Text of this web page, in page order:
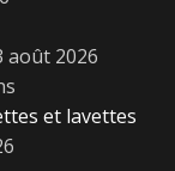
août 2026
et lavettes